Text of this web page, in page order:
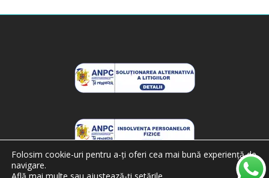
Folosim cookie-uri pentru a-ți oferi cea mai bună experiență de
navigare.